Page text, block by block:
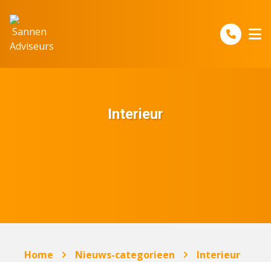
Interieur
Home Nieuws-categorieen Interieur